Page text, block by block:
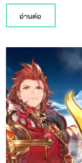
อ่านต่อ